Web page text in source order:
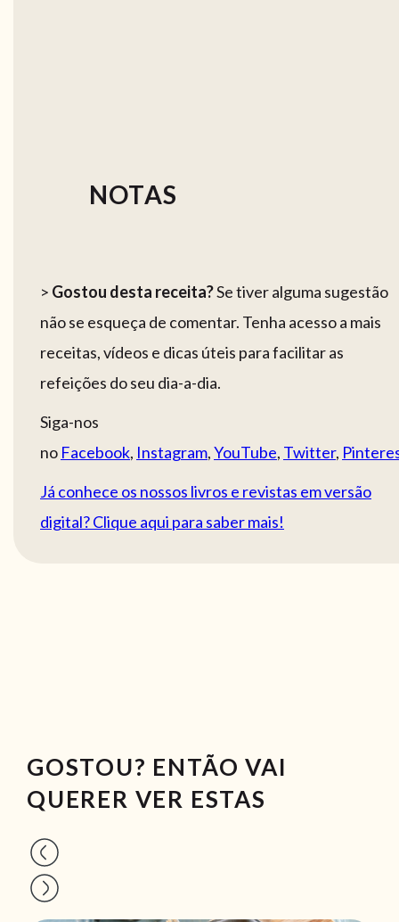
NOTAS
> Gostou desta receita?Se tiver alguma sugestão
não se esqueça de comentar. Tenha acesso a mais
receitas, vídeos e dicas úteis para facilitar as
refeições do seu dia-a-dia.
Siga-nos
no Facebook, Instagram,YouTube, Twitter,
Já conhece os nossos livros e revistas em versão
digital? Clique aqui para saber mais!
GOSTOU? ENTÃO VAI
QUERER VER ESTAS